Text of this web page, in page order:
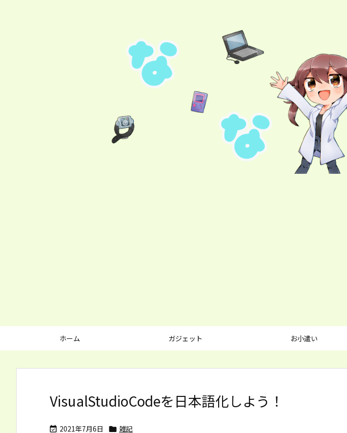
ホーム ガジェット お小遣い
VisualStudioCodeを日本語化しよう！
 2021年7月6日  雑記